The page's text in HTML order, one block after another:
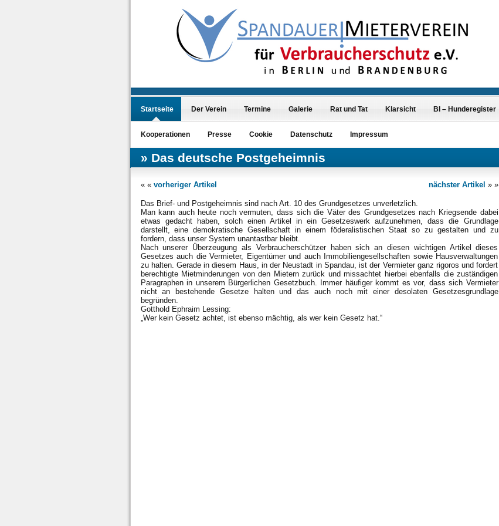
Startseite Der Verein Termine Galerie Rat und Tat Klarsicht BI – Hunderegister
Kooperationen Presse Cookie Datenschutz Impressum
Das deutsche Postgeheimnis
« « vorheriger Artikel nächster Artikel » »
Das Brief- und Postgeheimnis sind nach Art. 10 des Grundgesetzes unverletzlich.
Man kann auch heute noch vermuten, dass sich die Väter des Grundgesetzes nach Kriegsende dabei
etwas gedacht haben, solch einen Artikel in ein Gesetzeswerk aufzunehmen, dass die Grundlage
darstellt, eine demokratische Gesellschaft in einem föderalistischen Staat so zu gestalten und zu
fordern, dass unser System unantastbar bleibt.
Nach unserer Überzeugung als Verbraucherschützer haben sich an diesen wichtigen Artikel dieses
Gesetzes auch die Vermieter, Eigentümer und auch Immobiliengesellschaften sowie Hausverwaltungen
zu halten. Gerade in diesem Haus, in der Neustadt in Spandau, ist der Vermieter ganz rigoros und fordert
berechtigte Mietminderungen von den Mietern zurück und missachtet hierbei ebenfalls die zuständigen
Paragraphen in unserem Bürgerlichen Gesetzbuch. Immer häufiger kommt es vor, dass sich Vermieter
nicht an bestehende Gesetze halten und das auch noch mit einer desolaten Gesetzesgrundlage
begründen.
Gotthold Ephraim Lessing:
„Wer kein Gesetz achtet, ist ebenso mächtig, als wer kein Gesetz hat.“